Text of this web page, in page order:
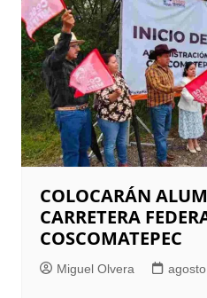
COLOCARÁN
CARRETERA
COSCOMATEPEC
Miguel Olvera